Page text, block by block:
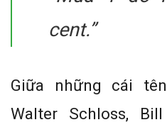
cent.”
Giữa những cái
Walter Schloss,